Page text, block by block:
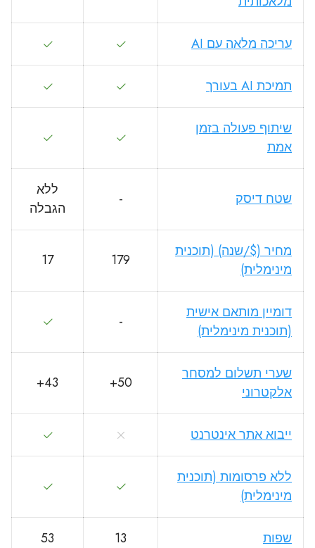
עריכה מלאה עם AI
תמיכת AI בעורך
שיתוף פעולה בזמן
אמת
שטח דיסק -
ללא
הגבלה
מחיר ($/שנה) (תוכנית
מינימלית)
179
17
דומיין מותאם אישית
(תוכנית מינימלית)
-
שערי תשלום למסחר
אלקטרוני
50+
43+
ייבוא אתר אינטרנט
ללא פרסומות (תוכנית
מינימלית)
שפות 13
53